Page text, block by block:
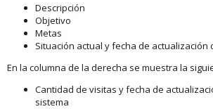
Descripción
Objetivo
Metas
Situación actual y fecha de actualización
En la columna de la derecha se muestra la
Cantidad de visitas y fecha de
sistema